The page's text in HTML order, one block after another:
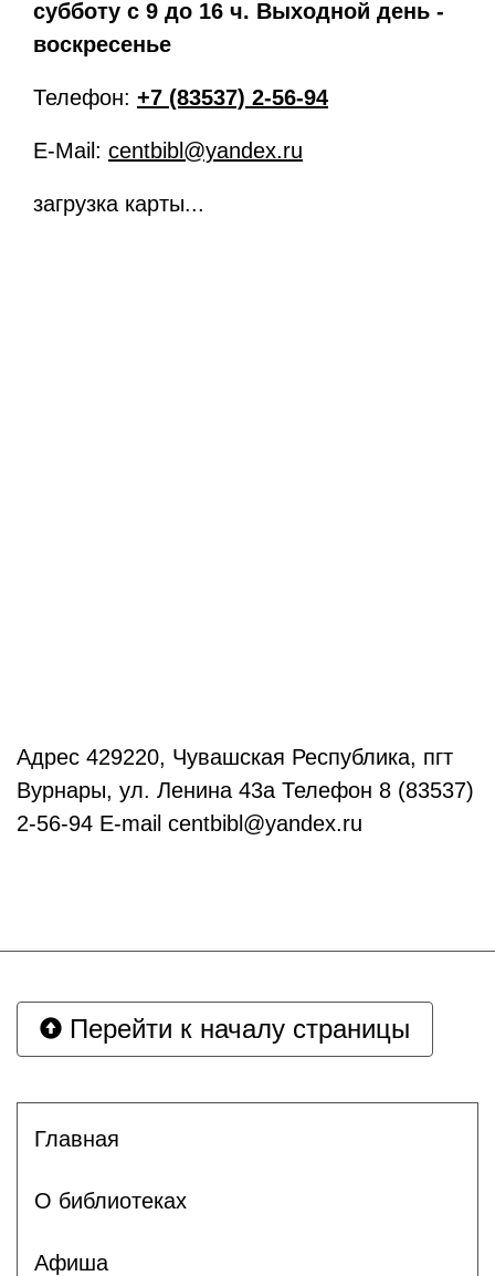
субботу с 9 до 16 ч. Выходной день -
воскресенье
Телефон: +7 (83537) 2-56-94
E-Mail: centbibl@yandex.ru
загрузка карты...
Адрес 429220, Чувашская Республика, пгт
Вурнары, ул. Ленина 43а Телефон 8 (83537)
2-56-94 E-mail centbibl@yandex.ru
Перейти к началу страницы
Главная
О библиотеках
Афиша